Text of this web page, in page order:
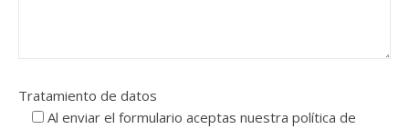
Tratamiento de datos
Al enviar el formulario aceptas nuestra política de